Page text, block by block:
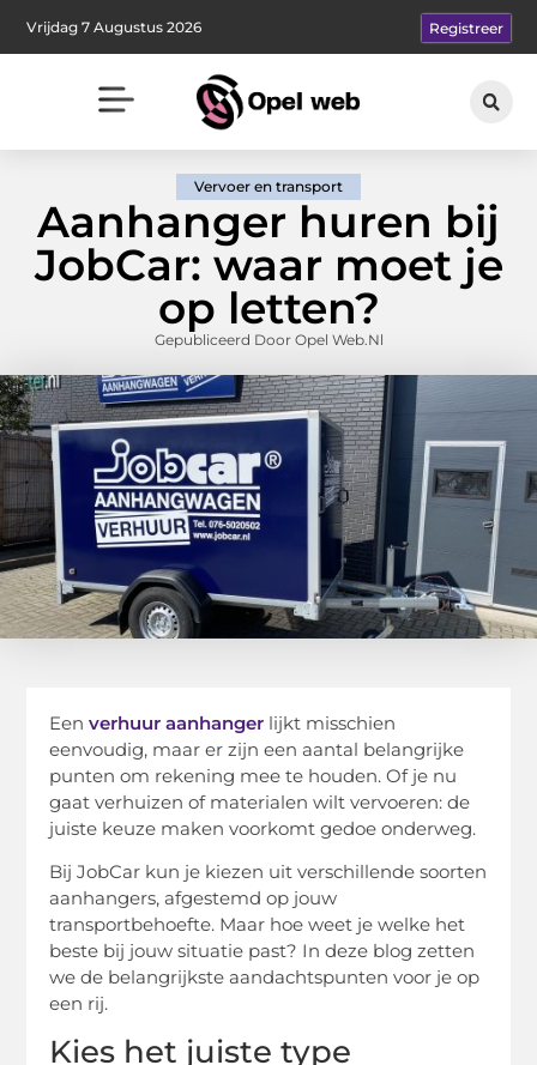
Vrijdag 7 Augustus 2026 Registreer
Vervoer en transport
Aanhanger huren bij
JobCar: waar moet je
op letten?
Gepubliceerd Door Opel Web.nl
Eenverhuur aanhanger lijkt misschien
eenvoudig, maar er zijn een aantal belangrijke
punten om rekening mee te houden. Of je nu
gaat verhuizen of materialen wilt vervoeren: de
juiste keuze maken voorkomt gedoe onderweg.
Bij JobCar kun je kiezen uit verschillende soorten
aanhangers, afgestemd op jouw
transportbehoefte. Maar hoe weet je welke het
beste bij jouw situatie past? In deze blog zetten
we de belangrijkste aandachtspunten voor je op
een rij.
Kies het juiste type